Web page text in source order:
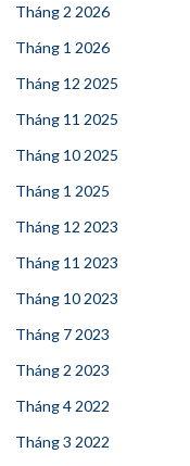
Tháng 2 2026
Tháng 1 2026
Tháng 12 2025
Tháng 11 2025
Tháng 10 2025
Tháng 1 2025
Tháng 12 2023
Tháng 11 2023
Tháng 10 2023
Tháng 7 2023
Tháng 2 2023
Tháng 4 2022
Tháng 3 2022